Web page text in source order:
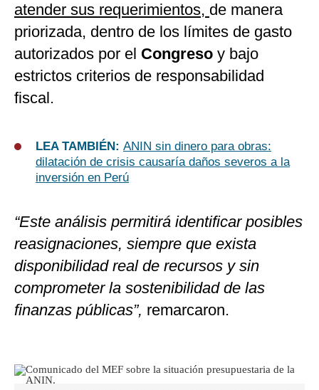
atender sus requerimientos, de manera
priorizada, dentro de los límites de gasto
autorizados por el Congreso y bajo
estrictos criterios de responsabilidad
fiscal.
LEA TAMBIÉN: ANIN sin dinero para obras:
dilatación de crisis causaría daños severos a la
inversión en Perú
“Este análisis permitirá identificar posibles
reasignaciones, siempre que exista
disponibilidad real de recursos y sin
comprometer la sostenibilidad de las
finanzas públicas”, remarcaron.